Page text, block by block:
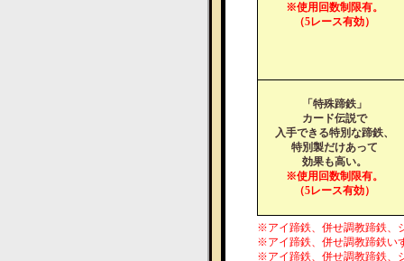
※使用回数制限有。
（5レース有効）
「特殊蹄鉄」
カード伝説で
入手できる特別な蹄鉄、
特別製だけあって
効果も高い。
※使用回数制限有。
（5レース有効）
※アイ蹄鉄、併せ調教蹄鉄、
※アイ蹄鉄、併せ調教蹄鉄い
※アイ蹄鉄、併せ調教蹄鉄、